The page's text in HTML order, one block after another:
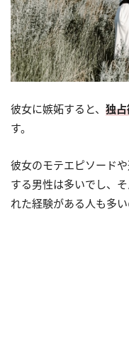
彼女に嫉妬すると、 独
す。
彼女のモテエピソード
する男性は多いでし、
れた経験がある人も多